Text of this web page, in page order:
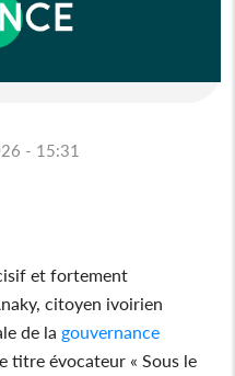
- 15:31
et fortement
citoyen ivoirien
de la gouvernance
titre évocateur « Sous le